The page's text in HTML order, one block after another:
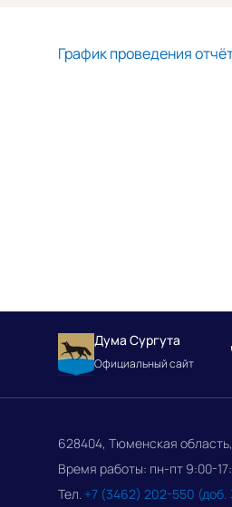
График проведения
Дума Сургута
Официальный сайт
628404, Тюменская
Время работы: пн-пт 9:00-
Тел. +7 (3462) 202-550 (доб.